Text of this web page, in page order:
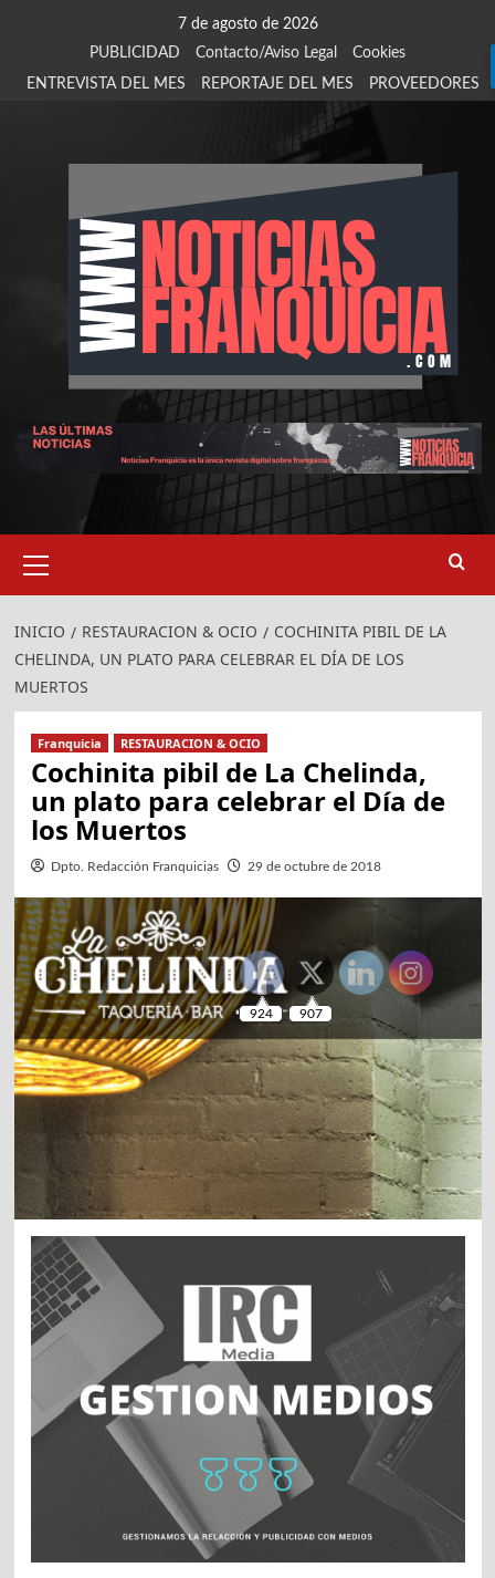
7 de agosto de 2026
PUBLICIDAD
Contacto/Aviso Legal
Cookies
ENTREVISTA DEL MES
REPORTAJE DEL MES PROVEEDORES
primario
INICIO RESTAURACION & OCIO
COCHINITA PIBIL DE LA
CHELINDA, UN PLATO PARA CELEBRAR EL DÍA DE LOS
MUERTOS
Franquicia RESTAURACION & OCIO
Cochinita pibil de La Chelinda,
un plato para celebrar el Día de
los Muertos
Dpto. Redacción Franquicias 29 de octubre de 2018
924 907